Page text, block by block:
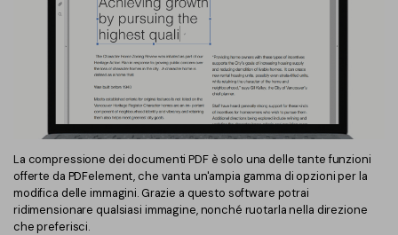
Rilevatore di contenuti AI
Riscrivi PDF con AI
Leggi PDF con AI
Chat con documento
AI Image Generator
Tutte Le Funzionalità
Guida utente
PDFelement per Windows
PDFelement per Mac
PDFelement per iOS
PDFelement per Android
Tutorial Video
Support
La compressione dei documenti PDF è solo una delle tante funzioni
offerte da PDFelement, che vanta un'ampia gamma di opzioni per la
modifica delle immagini. Grazie a questo software potrai
ridimensionare qualsiasi immagine, nonché ruotarla nella direzione
che preferisci.